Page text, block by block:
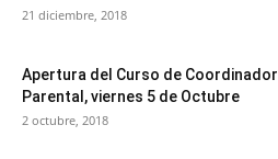
21 diciembre, 2018
Apertura del Curso de Coordinador
Parental, viernes 5 de Octubre
2 octubre, 2018